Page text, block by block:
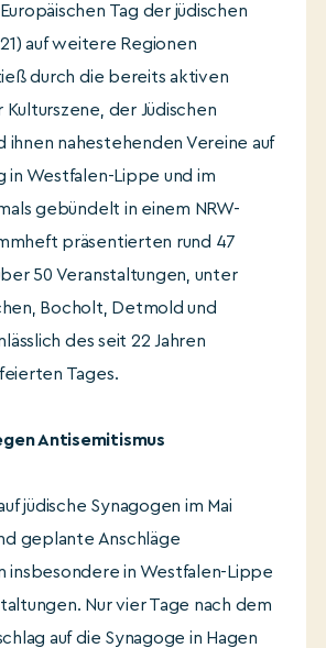
Tag der jüdischen
auf weitere Regionen
durch die bereits aktiven
der Jüdischen
ihnen nahestehenden Vereine auf
in Westfalen-Lippe und im
gebündelt in einem NRW-
präsentierten rund 47
50 Veranstaltungen, unter
Bocholt, Detmold und
des seit 22 Jahren
Tages.
Antisemitismus
jüdische Synagogen im Mai
geplante Anschläge
insbesondere in Westfalen-Lippe
Nur vier Tage nach dem
auf die Synagoge in Hagen